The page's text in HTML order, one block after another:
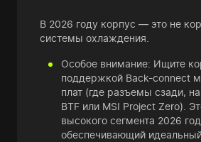
В 2026 году корпус — это не
системы охлаждения.
Особое внимание: Ищите
поддержкой Back-connect
плат (где разъемы сзади,
BTF или MSI Project Zero).
высокого сегмента 2026
обеспечивающий